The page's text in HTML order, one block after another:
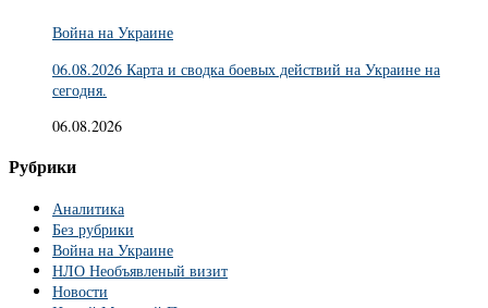
Война на Украине
06.08.2026 Карта и сводка боевых действий на Украине на
сегодня.
06.08.2026
Рубрики
Аналитика
Без рубрики
Война на Украине
НЛО Необъявленый визит
Новости